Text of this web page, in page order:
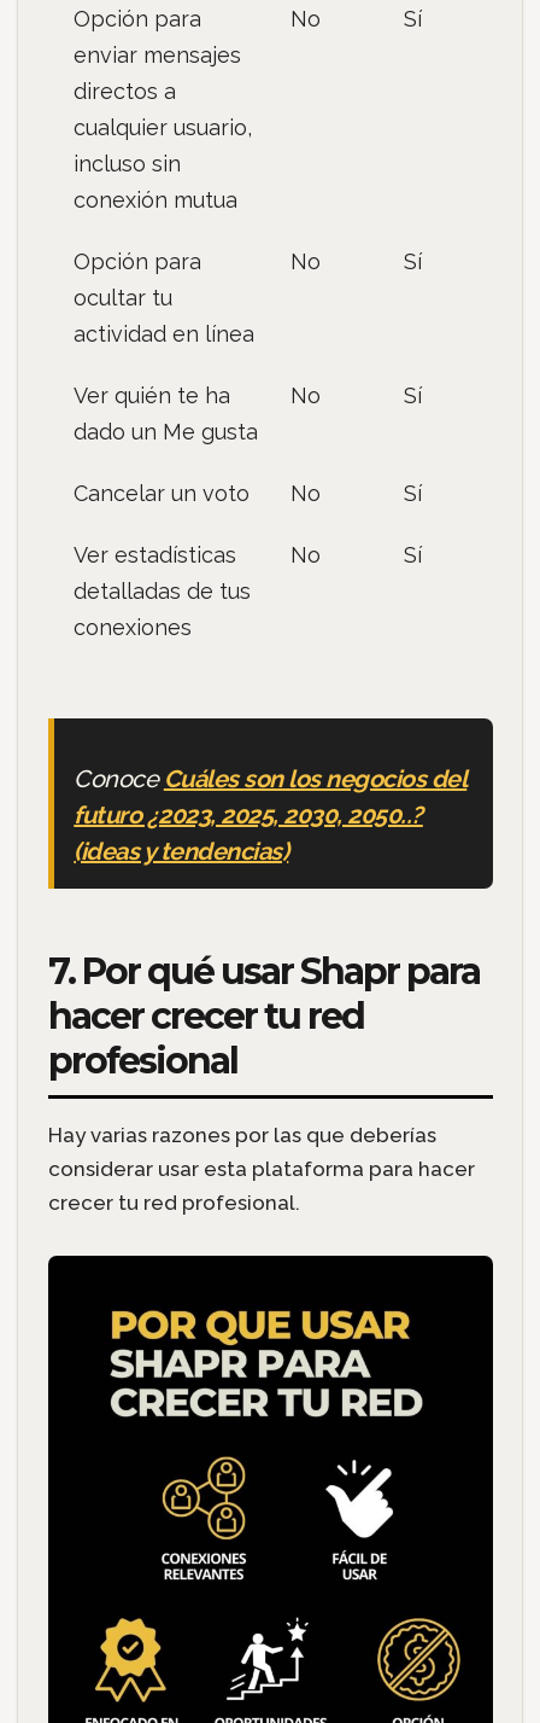
Opción para
enviar mensajes
directos a
cualquier usuario,
incluso sin
conexión mutua
No Sí
Opción para
ocultar tu
actividad en línea
No Sí
Ver quién te ha
dado un Me gusta
No Sí
Cancelar un voto No Sí
Ver estadísticas
detalladas de tus
conexiones
No Sí
Conoce Cuáles son los negocios del
futuro ¿2023, 2025, 2030, 2050..?
(ideas y tendencias)
7. Por qué usar Shapr para
hacer crecer tu red
profesional
Hay varias razones por las que deberías
considerar usar esta plataforma para hacer
crecer tu red profesional.